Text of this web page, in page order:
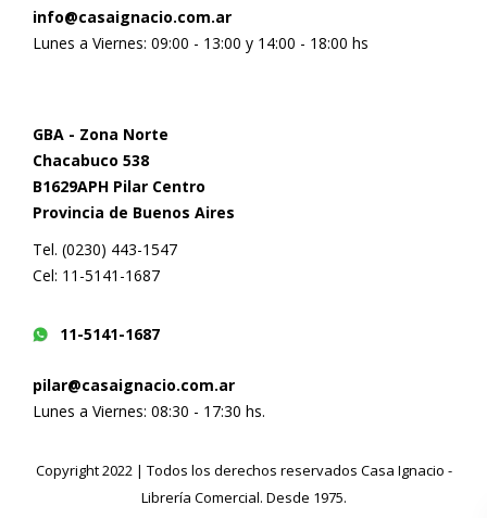
info@casaignacio.com.ar
Lunes a Viernes: 09:00 - 13:00 y 14:00 - 18:00 hs
GBA - Zona Norte
Chacabuco 538
B1629APH Pilar Centro
Provincia de Buenos Aires
Tel. (0230) 443-1547
Cel: 11-5141-1687
11-5141-1687
pilar@casaignacio.com.ar
Lunes a Viernes: 08:30 - 17:30 hs.
Copyright 2022 | Todos los derechos reservados Casa Ignacio -
Librería Comercial. Desde 1975.